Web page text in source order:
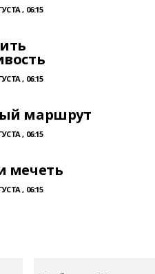
, 06:15
, 06:15
маршрут
, 06:15
мечеть
, 06:15